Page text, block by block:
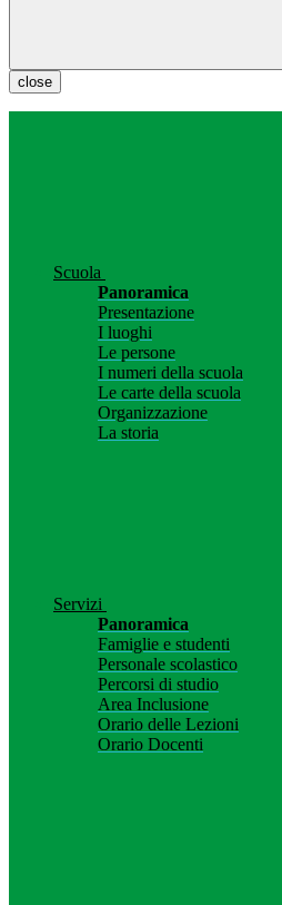
close
Scuola
Panoramica
Presentazione
I luoghi
Le persone
I numeri della scuola
Le carte della scuola
Organizzazione
La storia
Servizi
Panoramica
Famiglie e studenti
Personale scolastico
Percorsi di studio
Area Inclusione
Orario delle Lezioni
Orario Docenti